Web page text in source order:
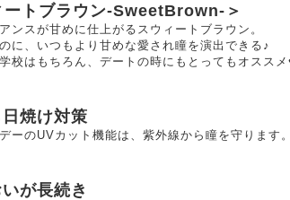
ートブラウン-SweetBrown-＞
ンスが甘めに仕上がるスウィートブラウン。
に、いつもより甘めな愛され瞳を演出できる♪
校はもちろん、デートの時にもとってもオススメ
焼け対策
ーのUVカット機能は、紫外線から瞳を守ります。
が長続き